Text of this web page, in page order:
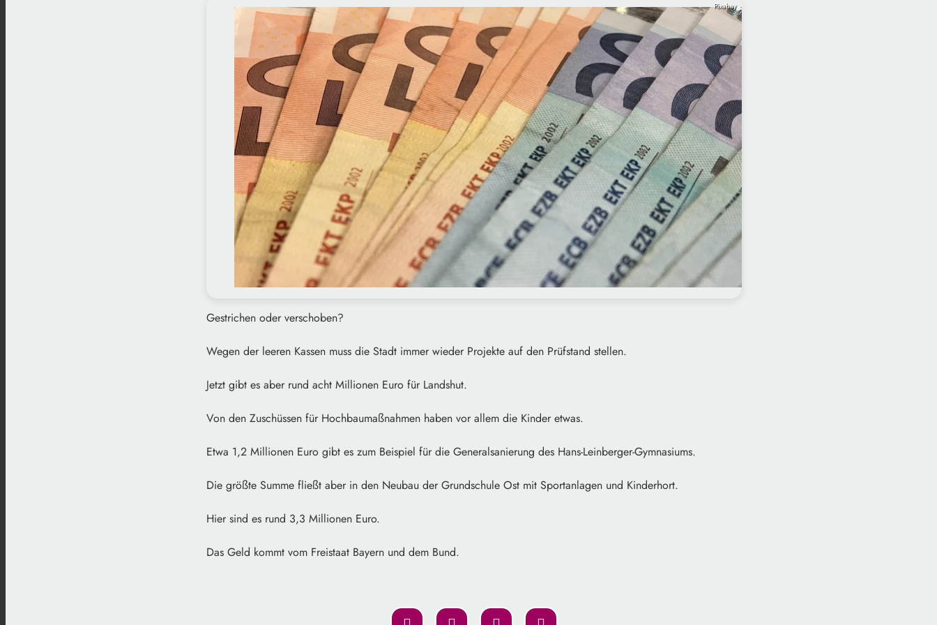
Pixabay
Gestrichen oder verschoben?
Wegen der leeren Kassen muss die Stadt immer wieder Projekte auf den Prüfstand stellen.
Jetzt gibt es aber rund acht Millionen Euro für Landshut.
Von den Zuschüssen für Hochbaumaßnahmen haben vor allem die Kinder etwas.
Etwa 1,2 Millionen Euro gibt es zum Beispiel für die Generalsanierung des Hans-Leinberger-Gymnasiums.
Die größte Summe fließt aber in den Neubau der Grundschule Ost mit Sportanlagen und Kinderhort.
Hier sind es rund 3,3 Millionen Euro.
Das Geld kommt vom Freistaat Bayern und dem Bund.